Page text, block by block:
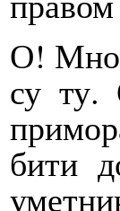
О!
су ту.
бити